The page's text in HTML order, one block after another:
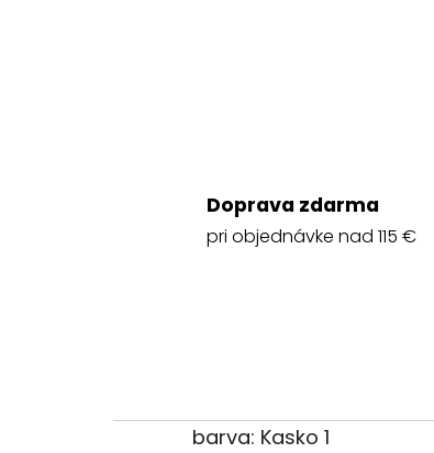
Doprava zdarma
pri objednávke nad 115 €
barva: Kasko 1